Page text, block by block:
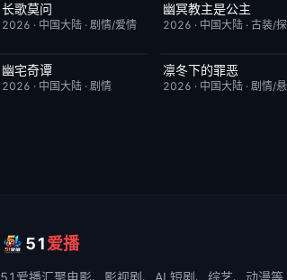
已完结
长歌莫问
2026 · 中国大陆 · 剧情/爱情
已完结
幽冥教主是公主
2026 · 中国大陆 ·古装/
更新至第14集
幽宅奇谭
2026 · 中国大陆 · 剧情
更新至第16集
凛冬下的罪恶
2026 · 中国大陆 ·剧情/
51爱播
51爱播汇聚电影、影视剧、AI 短剧、综艺、动漫等